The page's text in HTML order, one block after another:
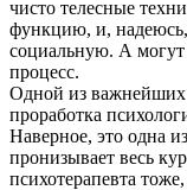
чисто телесные
функцию, и,
социальную. А могут
процесс.
Одной из важнейших
проработка
Наверное, это одна
пронизывает весь
психотерапевта